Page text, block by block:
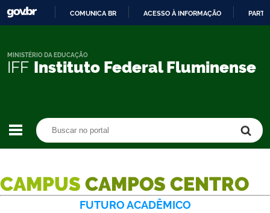
CONTEÚDO
COMUNICA BR ACESSO À INFORMAÇÃO
IFF Instituto Federal Fluminense
MINISTÉRIO DA EDUCAÇÃO
CAMPUS CAMPOS CENTRO
FUTURO ACADÊMICO